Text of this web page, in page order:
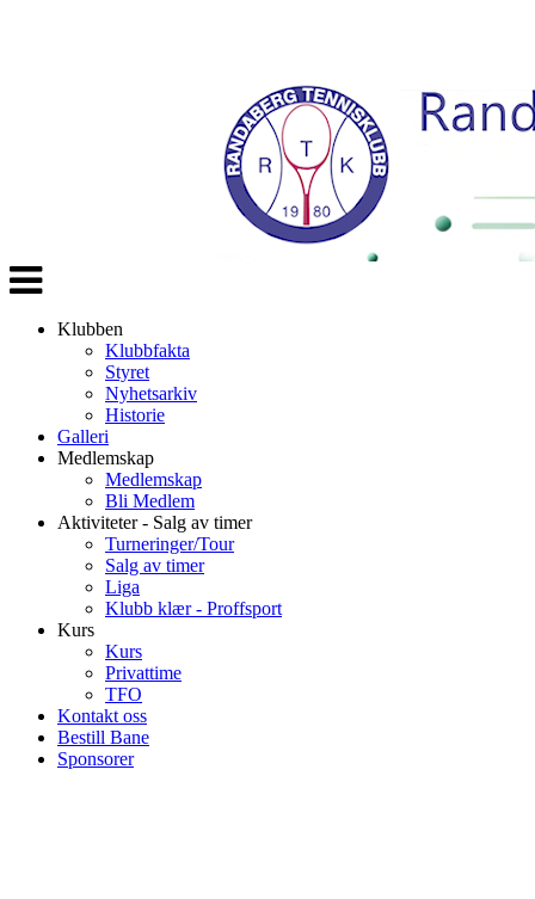
Veksle
navigasjon
Klubben
Klubbfakta
Styret
Nyhetsarkiv
Historie
Galleri
Medlemskap
Medlemskap
Bli Medlem
Aktiviteter - Salg av timer
Turneringer/Tour
Salg av timer
Liga
Klubb klær - Proffsport
Kurs
Kurs
Privattime
TFO
Kontakt oss
Bestill Bane
Sponsorer